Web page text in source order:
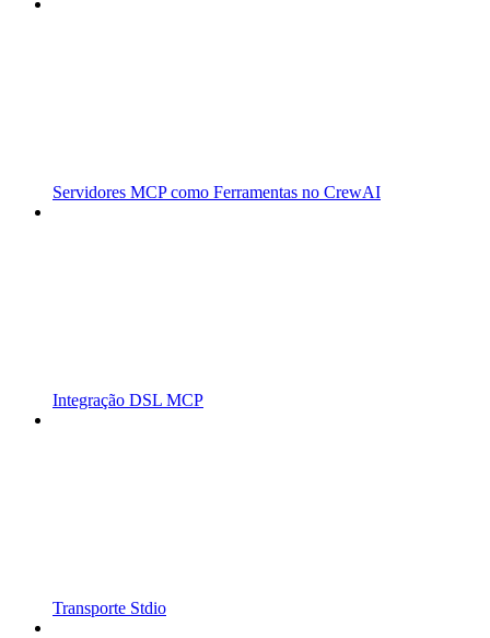
Servidores MCP como Ferramentas no CrewAI
Integração DSL MCP
Transporte Stdio